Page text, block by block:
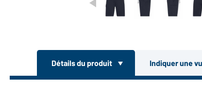
Détails du produit Indiquer une